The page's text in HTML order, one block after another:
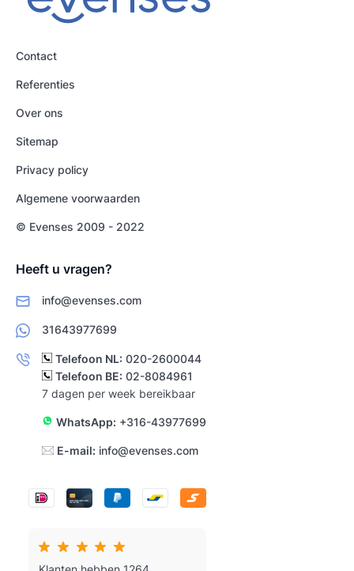
Contact
Referenties
Over ons
Sitemap
Privacy policy
Algemene voorwaarden
© Evenses 2009 - 2022
Heeft u vragen?
info@evenses.com
31643977699
Telefoon NL: 020-2600044
Telefoon BE: 02-8084961
7 dagen per week bereikbaar
WhatsApp: +316-43977699
E-mail: info@evenses.com